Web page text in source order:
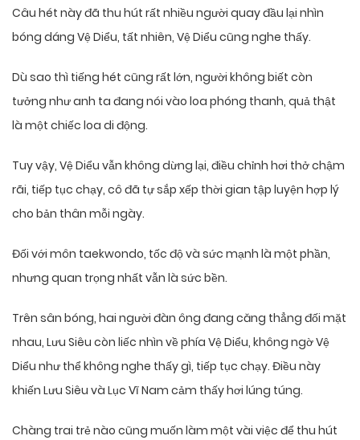
Câu hét này đã thu hút rất nhiều người quay đầu lại nhìn
bóng dáng Vệ Diểu, tất nhiên, Vệ Diểu cũng nghe thấy.
Dù sao thì tiếng hét cũng rất lớn, người không biết còn
tưởng như anh ta đang nói vào loa phóng thanh, quả thật
là một chiếc loa di động.
Tuy vậy, Vệ Diểu vẫn không dừng lại, điều chỉnh hơi thở chậm
rãi, tiếp tục chạy, cô đã tự sắp xếp thời gian tập luyện hợp lý
cho bản thân mỗi ngày.
Đối với môn taekwondo, tốc độ và sức mạnh là một phần,
nhưng quan trọng nhất vẫn là sức bền.
Trên sân bóng, hai người đàn ông đang căng thẳng đối mặt
nhau, Lưu Siêu còn liếc nhìn về phía Vệ Diểu, không ngờ Vệ
Diểu như thể không nghe thấy gì, tiếp tục chạy. Điều này
khiến Lưu Siêu và Lục Vĩ Nam cảm thấy hơi lúng túng.
Chàng trai trẻ nào cũng muốn làm một vài việc để thu hút